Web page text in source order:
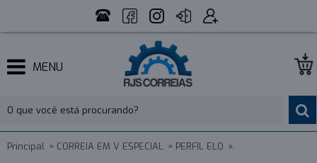
MENU
Principal CORREIA EM V ESPECIAL PERFIL ELO